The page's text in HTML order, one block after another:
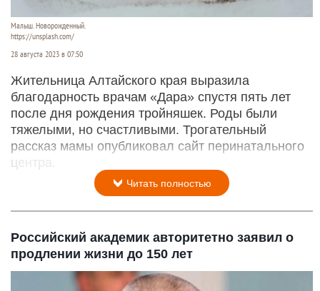
Малыш. Новорожденный.
https://unsplash.com/
28 августа 2023 в 07:50
Жительница Алтайского края выразила
благодарность врачам «Дара» спустя пять лет
после дня рождения тройняшек. Роды были
тяжелыми, но счастливыми. Трогательный
рассказ мамы опубликовал сайт перинатального
центра.
Читать полностью
Российский академик авторитетно заявил о
продлении жизни до 150 лет